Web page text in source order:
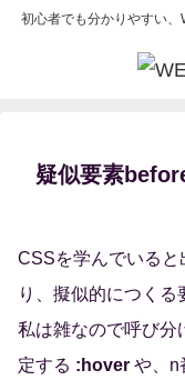
初心者でも分かりやすい
疑似要素
CSSを学んでいると
り、擬似的につくる
私は雑なので呼び分
定する :hover や、n